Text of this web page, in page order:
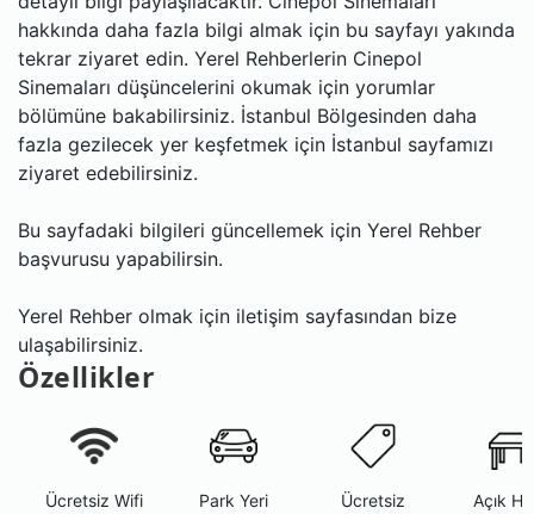
hakkında daha fazla bilgi almak için bu sayfayı yakında
tekrar ziyaret edin. Yerel Rehberlerin Cinepol
Sinemaları düşüncelerini okumak için yorumlar
bölümüne bakabilirsiniz. İstanbul Bölgesinden daha
fazla gezilecek yer keşfetmek için İstanbul sayfamızı
ziyaret edebilirsiniz.
Bu sayfadaki bilgileri güncellemek için Yerel Rehber
başvurusu yapabilirsin.
Yerel Rehber olmak için iletişim sayfasından bize
ulaşabilirsiniz.
Özellikler
Ücretsiz Wifi Park Yeri Ücretsiz Açık